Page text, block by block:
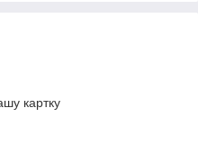
картку